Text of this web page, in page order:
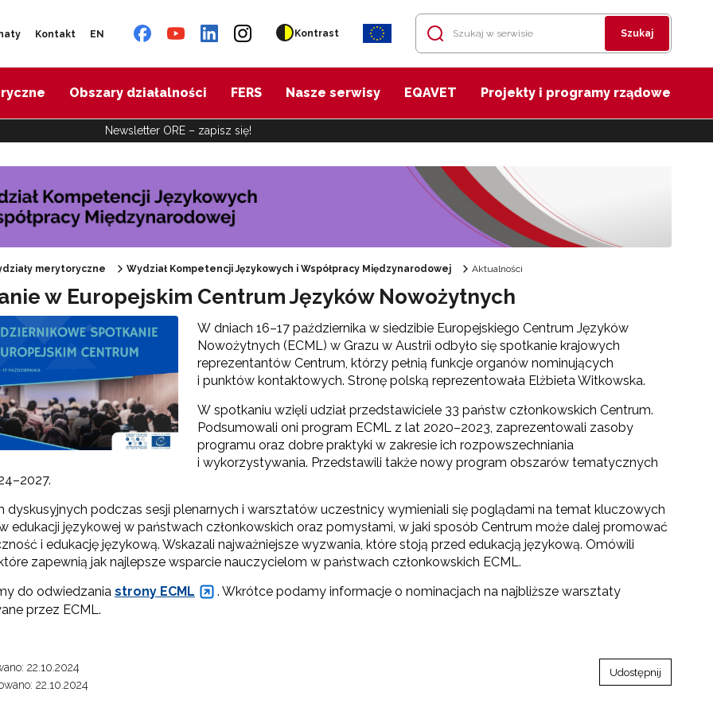
Kontakt EN Kontrast Szukaj
Obszary działalności FERS Nasze serwisy EQAVET Projekty i programy rządowe
Newsletter ORE – zapisz się!
– Punkt Kontaktowy"
o Holokauście"
polityki językowej Rady Europy"
francuski i frankofonia"
merytoryczne Wydział Kompetencji Językowych i Współpracy Międzynarodowej Aktualności
w Europejskim Centrum Języków Nowożytnych
W dniach 16–17 października w siedzibie Europejskiego Centrum Języków
Nowożytnych (ECML) w Grazu w Austrii odbyło się spotkanie krajowych
reprezentantów Centrum, którzy pełnią funkcje organów nominujących
i punktów kontaktowych. Stronę polską reprezentowała Elżbieta Witkowska.
W spotkaniu wzięli udział przedstawiciele 33 państw członkowskich Centrum.
Podsumowali oni program ECML z lat 2020–2023, zaprezentowali zasoby
programu oraz dobre praktyki w zakresie ich rozpowszechniania
i wykorzystywania. Przedstawili także nowy program obszarów tematycznych
dyskusyjnych podczas sesji plenarnych i warsztatów uczestnicy wymieniali się poglądami na temat kluczowych
edukacji językowej w państwach członkowskich oraz pomysłami, w jaki sposób Centrum może dalej promować
i edukację językową. Wskazali najważniejsze wyzwania, które stoją przed edukacją językową. Omówili
zapewnią jak najlepsze wsparcie nauczycielom w państwach członkowskich ECML.
do odwiedzania strony ECML
. Wkrótce podamy informacje o nominacjach na najbliższe warsztaty
przez ECML.
22.10.2024
22.10.2024
Udostępnij